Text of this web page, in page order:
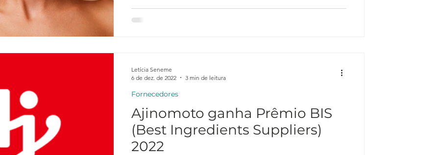
Ajinomoto ganha Prêmio BIS
(Best Ingredients Suppliers)
2022
Fornecedores
Letícia Seneme
6 de dez. de 2022
3 min de leitura